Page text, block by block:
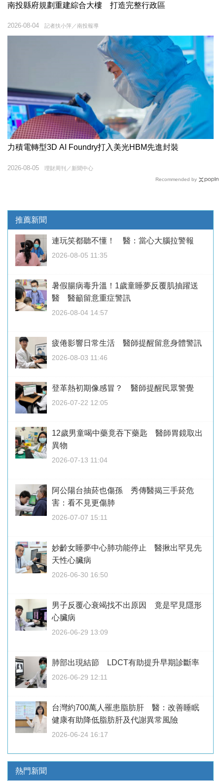
南投縣府規劃重建綜合大樓 打造完整行政區
記者扶小萍／南投報導
2026-08-04
力積電轉型3D AI Foundry打入美光HBM先進封裝
理財周刊／新聞中心
2026-08-05
Recommended by
推薦新聞
連玩笑都聽不懂！ 醫：當心大腦拉警報
2026-08-05 11:35
暑假腸病毒升溫！1歲童睡夢反覆肌抽躍送
醫 醫籲留意重症警訊
2026-08-04 14:57
疲倦影響日常生活 醫師提醒留意身體警訊
2026-08-03 11:46
登革熱初期像感冒？ 醫師提醒民眾警覺
2026-07-22 12:05
12歲男童喝中藥竟吞下藥匙 醫師胃鏡取出
異物
2026-07-13 11:04
阿公陽台抽菸也傷孫 秀傳醫揭三手菸危
害：看不見更傷肺
2026-07-07 15:11
妙齡女睡夢中心肺功能停止 醫揪出罕見先
天性心臟病
2026-06-30 16:50
男子反覆心衰竭找不出原因 竟是罕見隱形
心臟病
2026-06-29 13:09
肺部出現結節 LDCT有助提升早期診斷率
2026-06-29 12:11
台灣約700萬人罹患脂肪肝 醫：改善睡眠
健康有助降低脂肪肝及代謝異常風險
2026-06-24 16:17
熱門新聞